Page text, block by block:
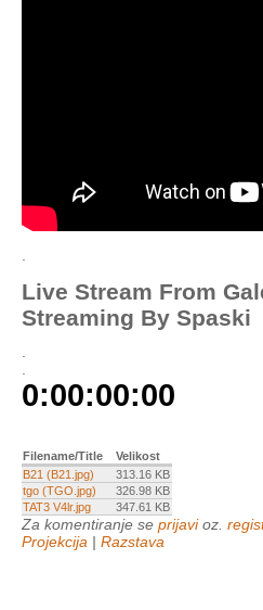
Live Stream From
Streaming By Spaski
Filename/Title
Velikost
B21 (B21.jpg)
313.16 KB
tgo (TGO.jpg)
326.98 KB
TAT3 V4lr.jpg
347.61 KB
Za komentiranje se prijavioz.
Projekcija | Razstava